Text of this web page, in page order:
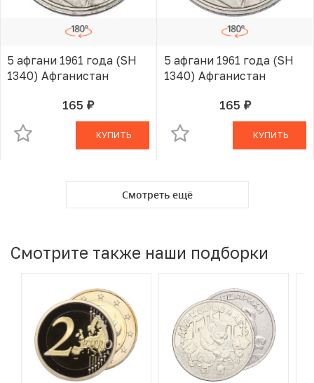
5 афгани 1961 года (SH
1340) Афганистан
165 руб.В КОРЗИНЕ
КУПИТЬ
5 афгани 1961 года (SH
1340) Афганистан
165 руб.В КОРЗИНЕ
КУПИТЬ
Смотреть ещё
Смотрите также наши подборки